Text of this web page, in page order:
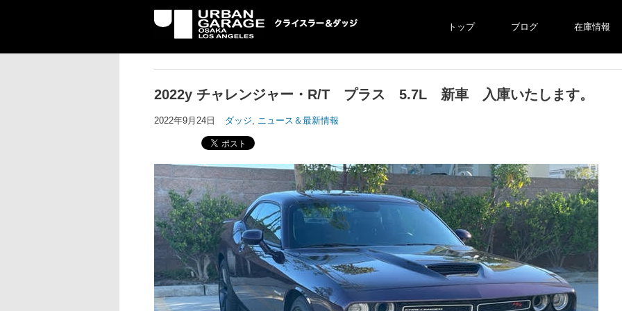
UG クライスラー＆ダ
ッジ専門店
トップ ブログ 在庫情報
2022y チャレンジャー・R/T プラス 5.7L 新車 入庫いたします。
2022年9月24日 ダッジ, ニュース＆最新情報